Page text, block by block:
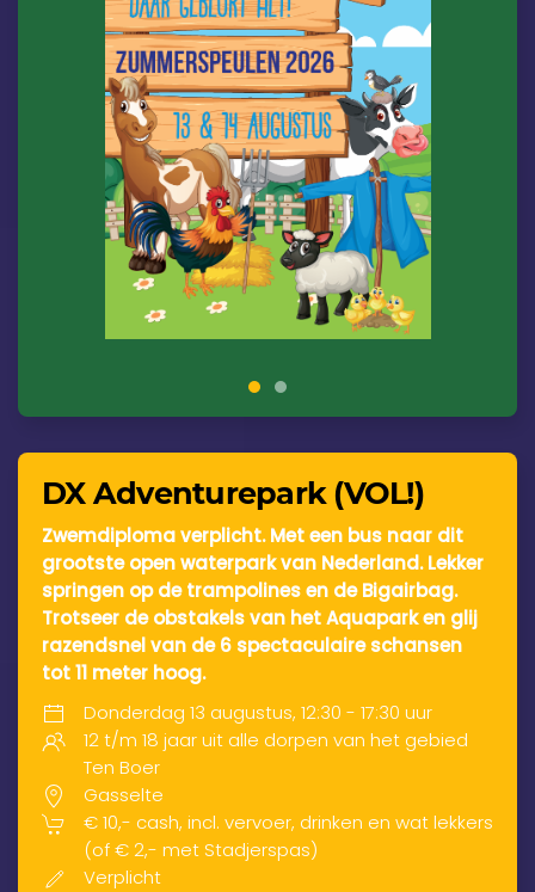
DX Adventurepark (VOL!)
Zwemdiploma verplicht. Met een bus naar dit
grootste open waterpark van Nederland. Lekker
springen op de trampolines en de Bigairbag.
Trotseer de obstakels van het Aquapark en glij
razendsnel van de 6 spectaculaire schansen
tot 11 meter hoog.
Donderdag 13 augustus, 12:30 - 17:30 uur
12 t/m 18 jaar uit alle dorpen van het gebied
Ten Boer
Gasselte
€ 10,- cash, incl. vervoer, drinken en wat lekkers
(of € 2,- met Stadjerspas)
Verplicht